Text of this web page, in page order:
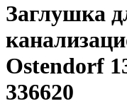
Заглушка
Ostendorf
336620